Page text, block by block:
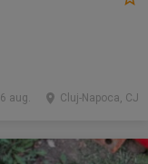
Cluj-Napoca, CJ
6 aug.